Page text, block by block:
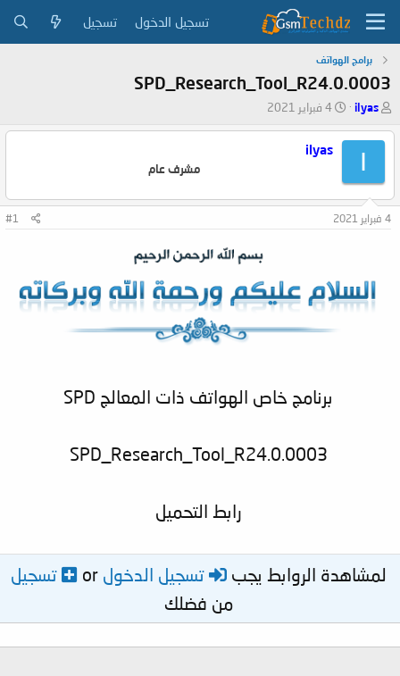
تسجيل الدخول تسجيل
برامج الهواتف
SPD_Research_Tool_R24.0.0003
ب
د
ل
م
و
ilyas
ت
ل
ب
4 فبراير 2021
I
ilyas
مشرف عام
4 فبراير 2021 #1
برنامج خاص الهواتف ذات المعالج SPD
SPD_Research_Tool_R24.0.0003
رابط التحميل
لمشاهدة الروابط يجب تسجيل الدخول or
تسجيل
من فضلك